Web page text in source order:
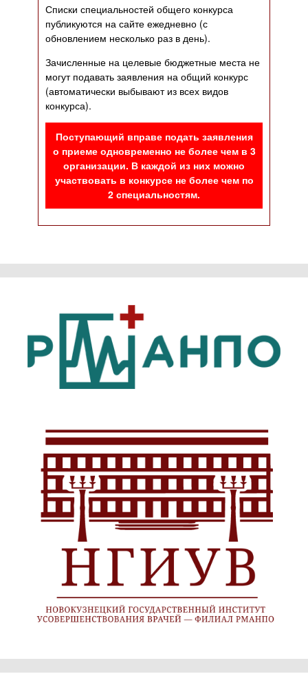
Списки специальностей общего конкурса
публикуются на сайте ежедневно (с
обновлением несколько раз в день).
Зачисленные на целевые бюджетные места не
могут подавать заявления на общий конкурс
(автоматически выбывают из всех видов
конкурса).
Поступающий вправе подать заявления
о приеме одновременно не более чем в 3
организации. В каждой из них можно
участвовать в конкурсе не более чем по
2 специальностям.